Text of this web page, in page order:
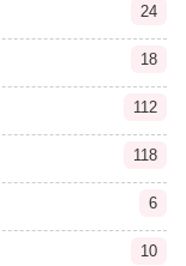
24
18
112
118
6
10